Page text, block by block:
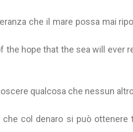
che il mare possa mai
the hope that the sea will ever
qualcosa che nessun
che col denaro si può